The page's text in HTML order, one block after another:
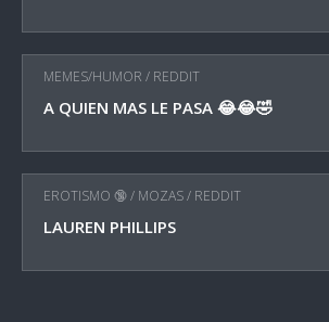
MEMES/HUMOR / REDDIT
A QUIEN MAS LE PASA 😂😂🤣
EROTISMO 🔞/ MOZAS/ REDDIT
LAUREN PHILLIPS